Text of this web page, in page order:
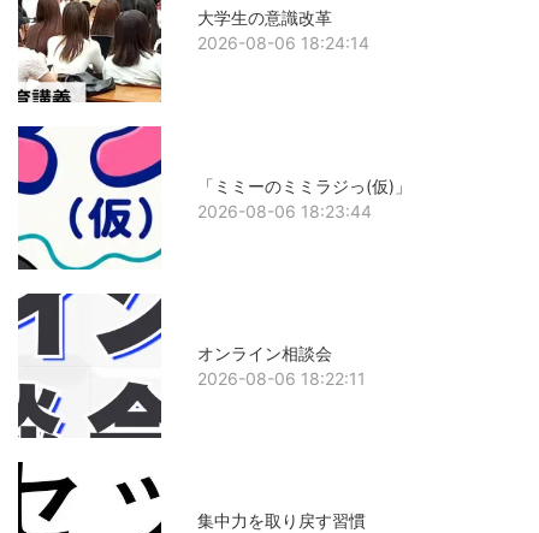
大学生の意識改革
2026-08-06 18:24:14
「ミミーのミミラジっ(仮)」
2026-08-06 18:23:44
オンライン相談会
2026-08-06 18:22:11
集中力を取り戻す習慣